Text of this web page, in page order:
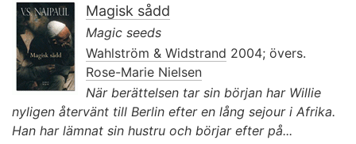
Magisk sådd
Magic seeds
Wahlström & Widstrand 2004; övers.
Rose-Marie Nielsen
När berättelsen tar sin början har Willie
nyligen återvänt till Berlin efter en lång sejour i Afrika.
Han har lämnat sin hustru och börjar efter på...